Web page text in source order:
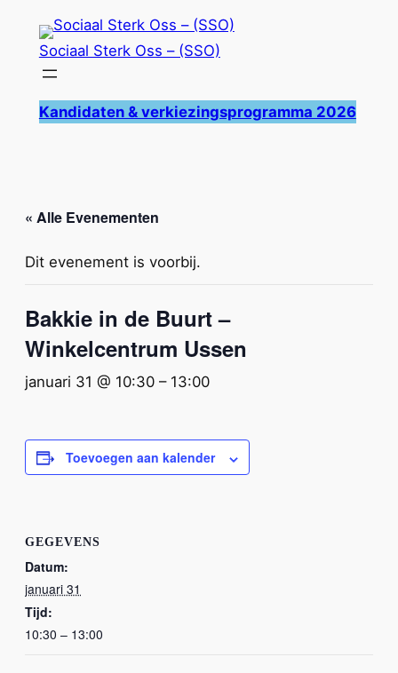
Sociaal Sterk Oss – (SSO)
Kandidaten & verkiezingsprogramma 2026
« Alle Evenementen
Dit evenement is voorbij.
Bakkie in de Buurt –
Winkelcentrum Ussen
januari 31 @ 10:30 – 13:00
Toevoegen aan kalender
GEGEVENS
Datum:
januari 31
Tijd:
10:30 – 13:00